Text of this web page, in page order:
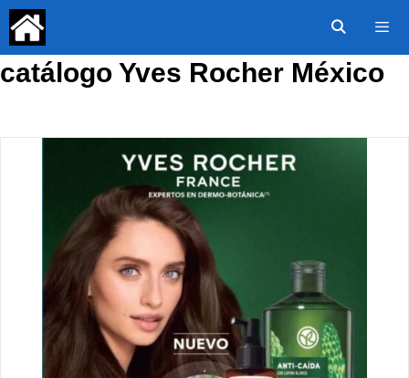
Saltar
contenido
Menú
catálogo Yves Rocher México